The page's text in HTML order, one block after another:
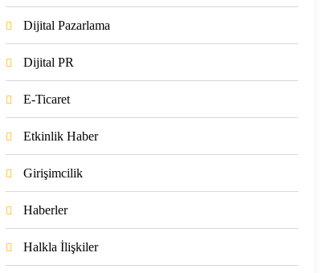
Dijital Pazarlama
Dijital PR
E-Ticaret
Etkinlik Haber
Girişimcilik
Haberler
Halkla İlişkiler